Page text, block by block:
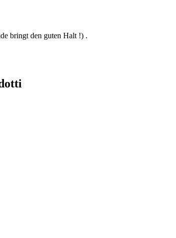
bringt den guten Halt !) .